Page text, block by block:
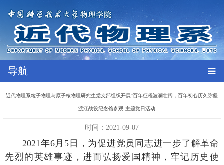
导航
近代物理系粒子物理与原子核物理研究生党支部组织开展“百年征程波澜壮阔，百年初心历久弥坚
——渡江战役纪念馆参观”主题党日活动
时间：2021-09-07
2021年6月5日，为促进党员同志进一步了解革命
先烈的英雄事迹，进而弘扬爱国精神，牢记历史使